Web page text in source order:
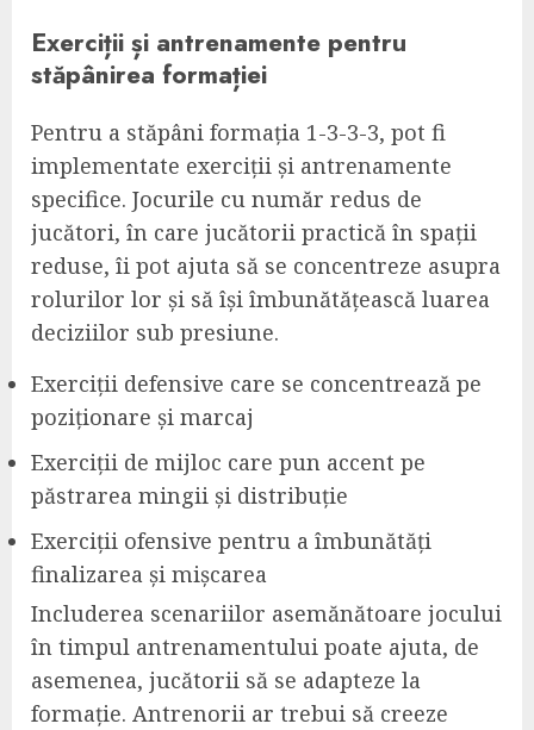
Exerciții și antrenamente pentru
stăpânirea formației
Pentru a stăpâni formația 1-3-3-3, pot fi
implementate exerciții și antrenamente
specifice. Jocurile cu număr redus de
jucători, în care jucătorii practică în spații
reduse, îi pot ajuta să se concentreze asupra
rolurilor lor și să își îmbunătățească luarea
deciziilor sub presiune.
Exerciții defensive care se concentrează pe
poziționare și marcaj
Exerciții de mijloc care pun accent pe
păstrarea mingii și distribuție
Exerciții ofensive pentru a îmbunătăți
finalizarea și mișcarea
Includerea scenariilor asemănătoare jocului
în timpul antrenamentului poate ajuta, de
asemenea, jucătorii să se adapteze la
formație. Antrenorii ar trebui să creeze